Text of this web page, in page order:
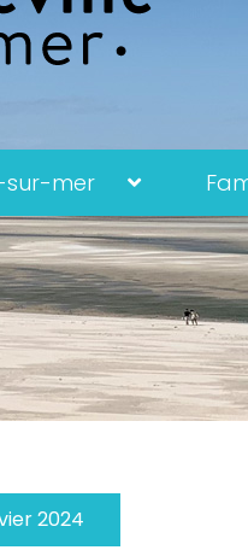
sur-mer
2024